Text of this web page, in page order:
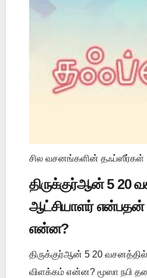
சில வசனங்களின் தஃப்ஸீர்கள்
திருக்குர்ஆன் 5 20
ஆட்சியாளர் என்பதன்
என்ன?
திருக்குர்ஆன் 5 20
விளக்கம் என்ன? மூஸா நபி